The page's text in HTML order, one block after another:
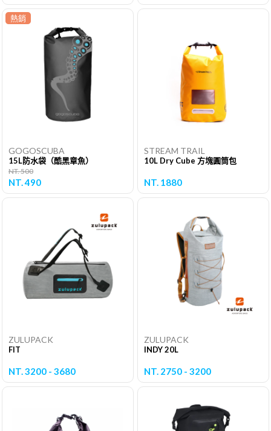
熱銷
GOGOSCUBA
15L防水袋（酷黑章魚）
NT. 500
NT. 490
STREAM TRAIL
10L Dry Cube 方塊圓筒包
NT. 1880
ZULUPACK
FIT
NT. 3200 - 3680
ZULUPACK
INDY 20L
NT. 2750 - 3200